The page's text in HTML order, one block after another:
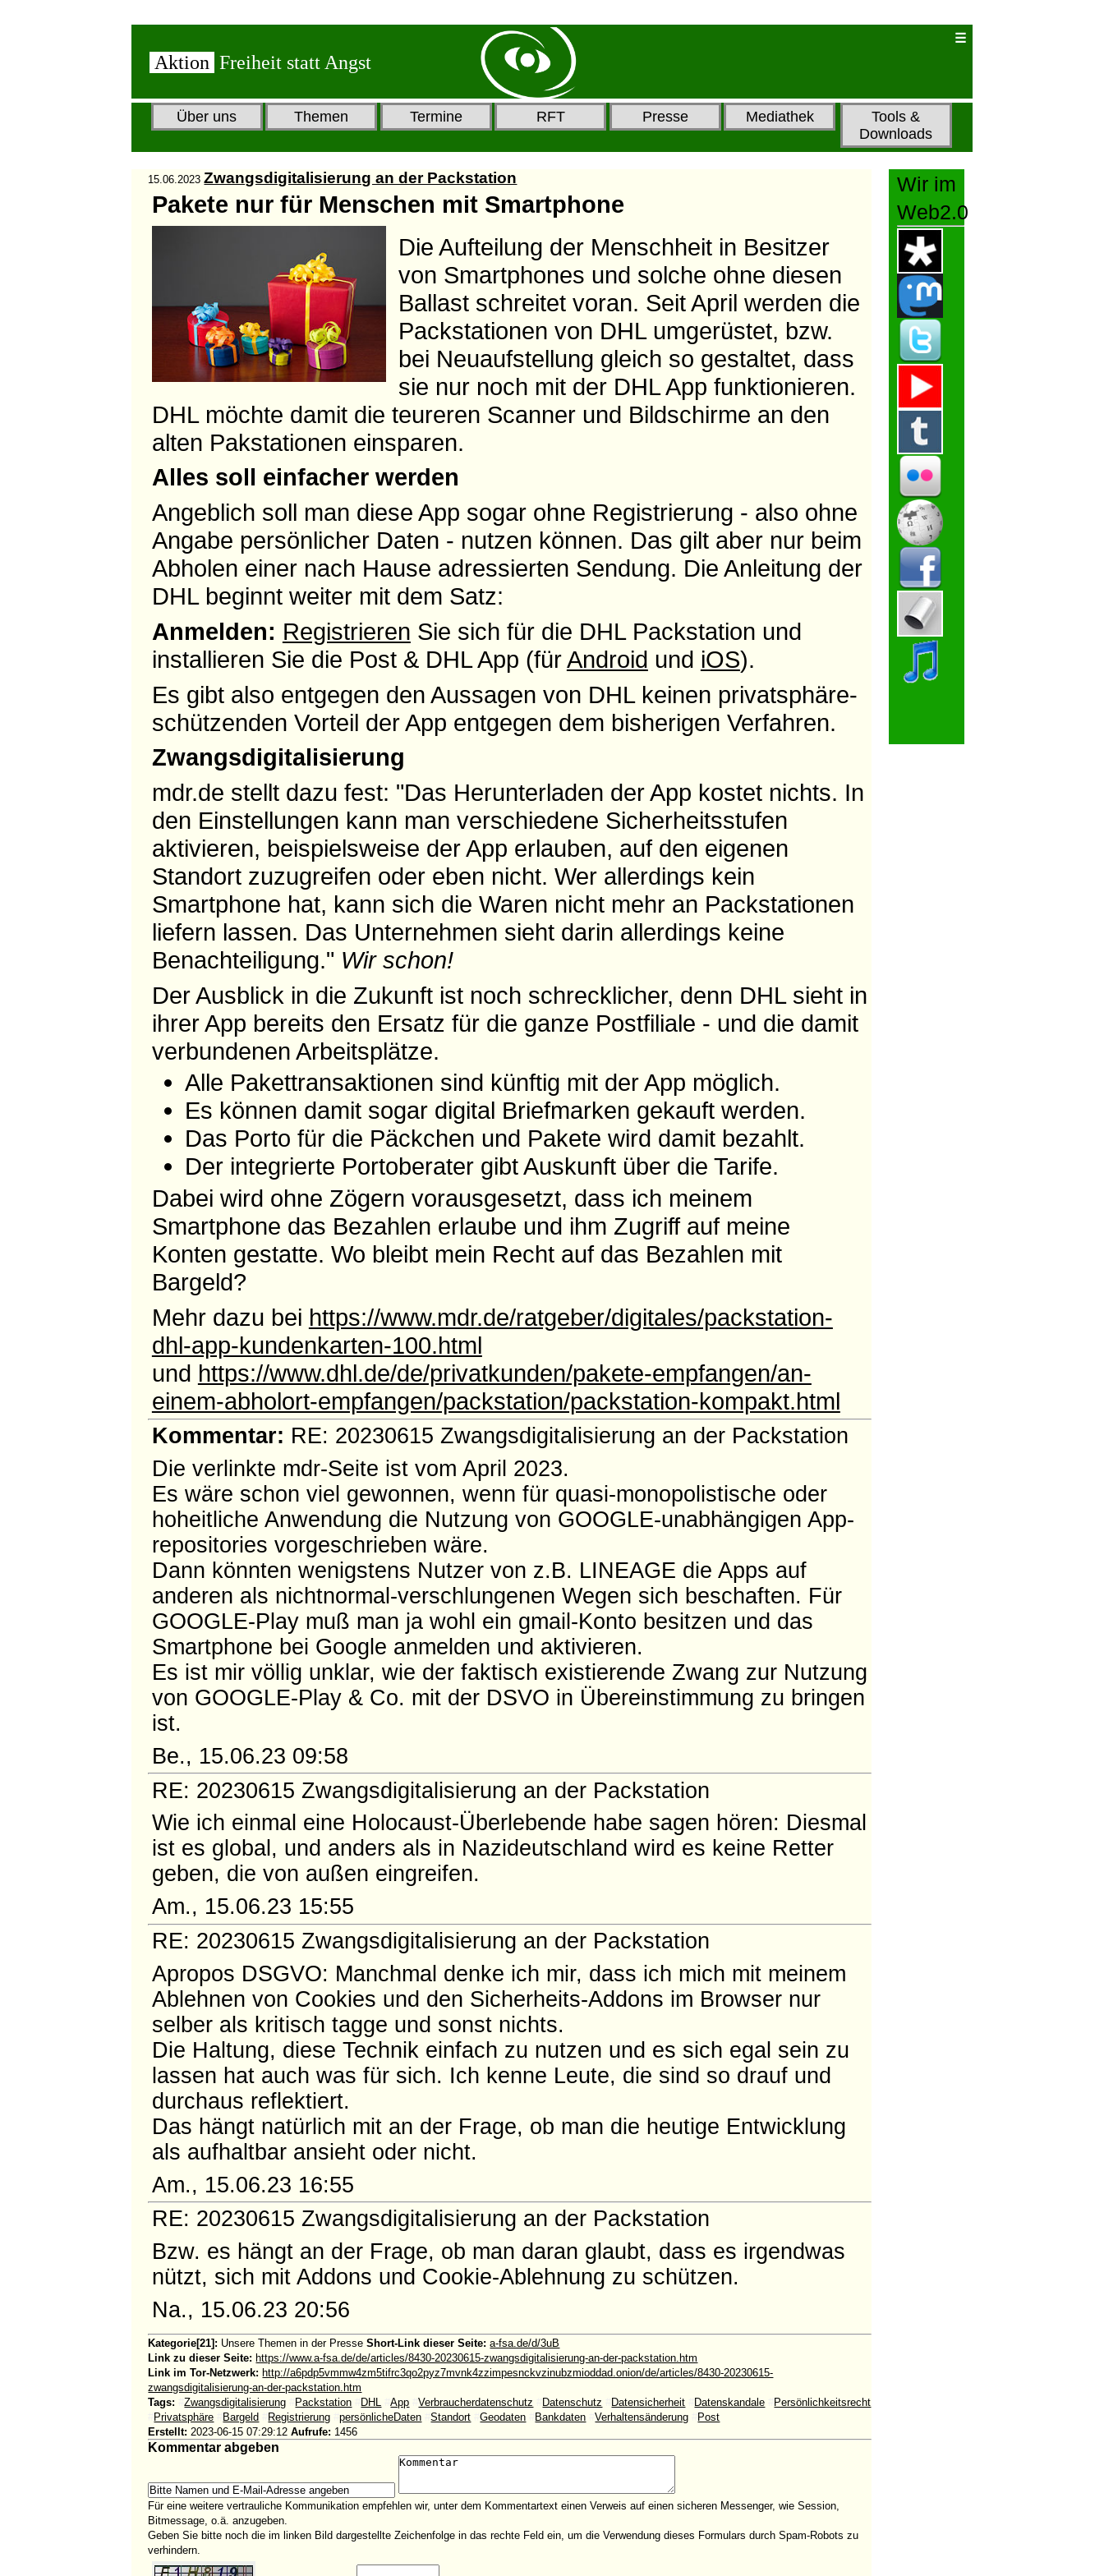
Aktion Freiheit statt Angst
Über uns Themen Termine RFT Presse Mediathek
Tools &
Downloads
15.06.2023 Zwangsdigitalisierung an der Packstation
Pakete nur für Menschen mit Smartphone
Die Aufteilung der Menschheit in Besitzer
von Smartphones und solche ohne diesen
Ballast schreitet voran. Seit April werden die
Packstationen von DHL umgerüstet, bzw.
bei Neuaufstellung gleich so gestaltet, dass
sie nur noch mit der DHL App funktionieren.
DHL möchte damit die teureren Scanner und Bildschirme an den
alten Pakstationen einsparen.
Alles soll einfacher werden
Angeblich soll man diese App sogar ohne Registrierung - also ohne
Angabe persönlicher Daten - nutzen können. Das gilt aber nur beim
Abholen einer nach Hause adressierten Sendung. Die Anleitung der
DHL beginnt weiter mit dem Satz:
Anmelden: Registrieren Sie sich für die DHL Packstation und
installieren Sie die Post & DHL App (fürAndroid und iOS).
Es gibt also entgegen den Aussagen von DHL keinen privatsphäre-
schützenden Vorteil der App entgegen dem bisherigen Verfahren.
Zwangsdigitalisierung
mdr.de stellt dazu fest: "Das Herunterladen der App kostet nichts. In
den Einstellungen kann man verschiedene Sicherheitsstufen
aktivieren, beispielsweise der App erlauben, auf den eigenen
Standort zuzugreifen oder eben nicht. Wer allerdings kein
Smartphone hat, kann sich die Waren nicht mehr an Packstationen
liefern lassen. Das Unternehmen sieht darin allerdings keine
Benachteiligung." Wir schon!
Der Ausblick in die Zukunft ist noch schrecklicher, denn DHL sieht in
ihrer App bereits den Ersatz für die ganze Postfiliale - und die damit
verbundenen Arbeitsplätze.
Alle Pakettransaktionen sind künftig mit der App möglich.
Es können damit sogar digital Briefmarken gekauft werden.
Das Porto für die Päckchen und Pakete wird damit bezahlt.
Der integrierte Portoberater gibt Auskunft über die Tarife.
Dabei wird ohne Zögern vorausgesetzt, dass ich meinem
Smartphone das Bezahlen erlaube und ihm Zugriff auf meine
Konten gestatte. Wo bleibt mein Recht auf das Bezahlen mit
Bargeld?
Mehr dazu bei https://www.mdr.de/ratgeber/digitales/packstation-
dhl-app-kundenkarten-100.html
und https://www.dhl.de/de/privatkunden/pakete-empfangen/an-
einem-abholort-empfangen/packstation/packstation-kompakt.html
Kommentar: RE: 20230615 Zwangsdigitalisierung an der Packstation
Die verlinkte mdr-Seite ist vom April 2023.
Es wäre schon viel gewonnen, wenn für quasi-monopolistische oder
hoheitliche Anwendung die Nutzung von GOOGLE-unabhängigen App-
repositories vorgeschrieben wäre.
Dann könnten wenigstens Nutzer von z.B. LINEAGE die Apps auf
anderen als nichtnormal-verschlungenen Wegen sich beschaften. Für
GOOGLE-Play muß man ja wohl ein gmail-Konto besitzen und das
Smartphone bei Google anmelden und aktivieren.
Es ist mir völlig unklar, wie der faktisch existierende Zwang zur Nutzung
von GOOGLE-Play & Co. mit der DSVO in Übereinstimmung zu bringen
ist.
Be., 15.06.23 09:58
RE: 20230615 Zwangsdigitalisierung an der Packstation
Wie ich einmal eine Holocaust-Überlebende habe sagen hören: Diesmal
ist es global, und anders als in Nazideutschland wird es keine Retter
geben, die von außen eingreifen.
Am., 15.06.23 15:55
RE: 20230615 Zwangsdigitalisierung an der Packstation
Apropos DSGVO: Manchmal denke ich mir, dass ich mich mit meinem
Ablehnen von Cookies und den Sicherheits-Addons im Browser nur
selber als kritisch tagge und sonst nichts.
Die Haltung, diese Technik einfach zu nutzen und es sich egal sein zu
lassen hat auch was für sich. Ich kenne Leute, die sind so drauf und
durchaus reflektiert.
Das hängt natürlich mit an der Frage, ob man die heutige Entwicklung
als aufhaltbar ansieht oder nicht.
Am., 15.06.23 16:55
RE: 20230615 Zwangsdigitalisierung an der Packstation
Bzw. es hängt an der Frage, ob man daran glaubt, dass es irgendwas
nützt, sich mit Addons und Cookie-Ablehnung zu schützen.
Na., 15.06.23 20:56
Kategorie[21]: Unsere Themen in der PresseShort-Link dieser Seite: a-fsa.de/d/3uB
Link zu dieser Seite: https://www.a-fsa.de/de/articles/8430-20230615-zwangsdigitalisierung-an-der-packstation.htm
Link im Tor-Netzwerk: http://a6pdp5vmmw4zm5tifrc3qo2pyz7mvnk4zzimpesnckvzinubzmioddad.onion/de/articles/8430-20230615-
zwangsdigitalisierung-an-der-packstation.htm
Tags:
#Zwangsdigitalisierung Packstation DHL #App #Verbraucherdatenschutz Datenschutz Datensicherheit Datenskandale
Persönlichkeitsrecht
Privatsphäre Bargeld Registrierung #persönlicheDaten #Standort #Geodaten Bankdaten #Verhaltensänderung
Post
Erstellt: 2023-06-15 07:29:12 Aufrufe: 1456
Kommentar abgeben
Für eine weitere vertrauliche Kommunikation empfehlen wir, unter dem Kommentartext einen Verweis auf einen sicheren Messenger, wie Session,
Bitmessage, o.ä. anzugeben.
Geben Sie bitte noch die im linken Bild dargestellte Zeichenfolge in das rechte Feld ein, um die Verwendung dieses Formulars durch Spam-Robots zu
verhindern.
Wir im
Web2.0